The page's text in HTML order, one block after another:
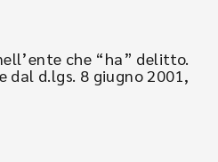
che “ha” delitto.
dal d.lgs. 8 giugno 2001,